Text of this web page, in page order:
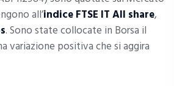
all’indice FTSE IT All share,
. Sono state collocate in Borsa il
variazione positiva che si aggira